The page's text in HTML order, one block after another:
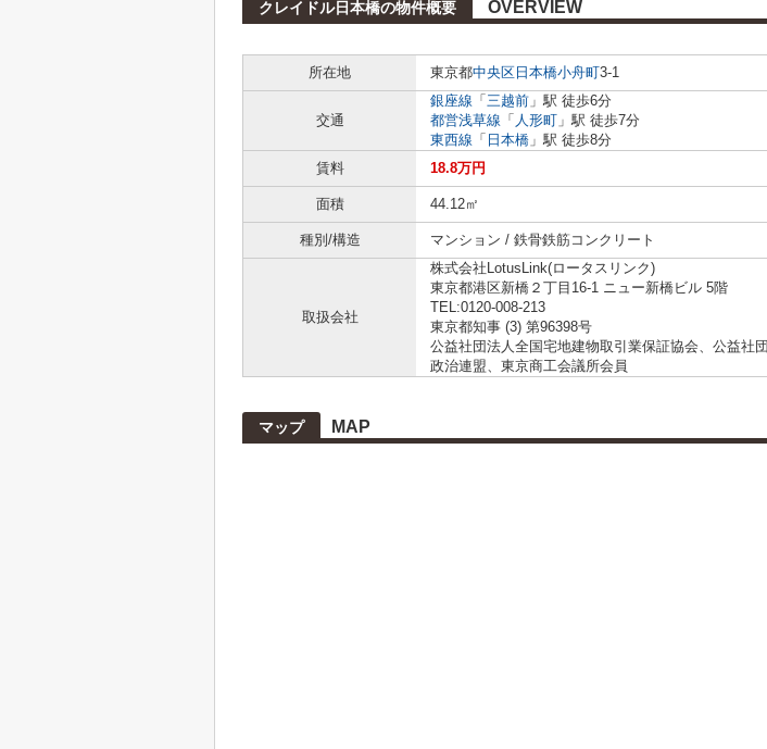
クレイドル日本橋の物件概要 OVERVIEW
所在地
東京都中央区 日本橋小舟町3-1
交通
銀座線 「 三越前 」駅 徒歩6分
都営浅草線 「 人形町 」駅 徒歩7分
東西線 「 日本橋 」駅 徒歩8分
賃料
18.8万円
面積 44.12㎡
種別/構造 マンション / 鉄骨鉄筋コンクリート
取扱会社
株式会社LotusLink(ロータスリンク)
東京都港区新橋２丁目16-1 ニュー新橋ビル 5階
TEL:0120-008-213
東京都知事 (3) 第96398号
公益社団法人全国宅地建物取引業保証協会、公益社
政治連盟、東京商工会議所会員
マップ MAP